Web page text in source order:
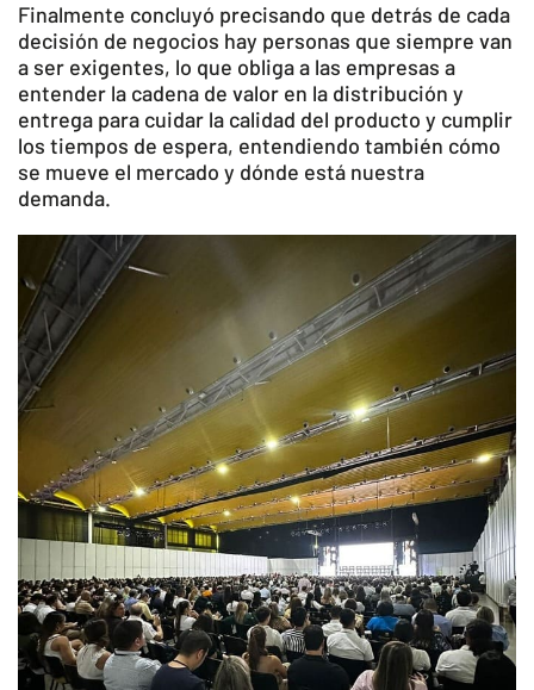
Finalmente concluyó precisando que detrás de cada
decisión de negocios hay personas que siempre van
a ser exigentes, lo que obliga a las empresas a
entender la cadena de valor en la distribución y
entrega para cuidar la calidad del producto y cumplir
los tiempos de espera, entendiendo también cómo
se mueve el mercado y dónde está nuestra
demanda.